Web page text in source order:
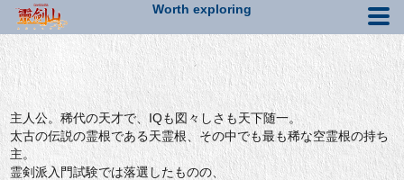
キャラクター
主人公。稀代の天才で、IQも図々しさも天下随一。
太古の伝説の霊根である天霊根、その中でも最も稀な空霊根の持ち
主。
霊剣派入門試験では落選したものの、
Worth exploring